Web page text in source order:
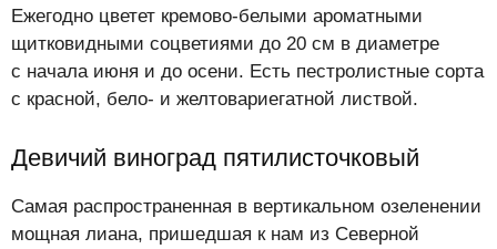
Ежегодно цветет кремово-белыми ароматными
щитковидными соцветиями до 20 см в диаметре
с начала июня и до осени. Есть пестролистные сорта
с красной, бело- и желтовариегатной листвой.
Девичий виноград пятилисточковый
Самая распространенная в вертикальном озеленении
мощная лиана, пришедшая к нам из Северной